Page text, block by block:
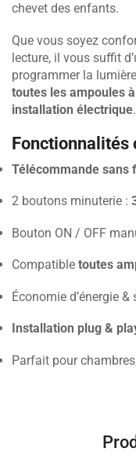
chevet des enfants.
Que vous soyez
lecture, il vous suffit
programmer la
toutes les ampoules
installation électrique.
Fonctionnalités
Télécommande sans
2 boutons minuterie :
Bouton ON / OFF
Compatible toutes
Économie d’énergie
Installation plug &
Parfait pour